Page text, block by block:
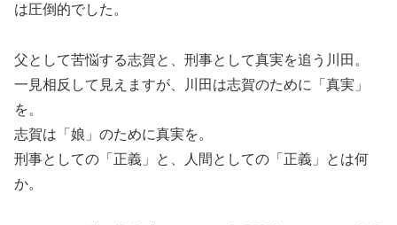
は圧倒的でした。
父として苦悩する志賀と、刑事として真実を追う川田。
一見相反して見えますが、川田は志賀のために「真実」
を。
志賀は「娘」のために真実を。
刑事としての「正義」と、人間としての「正義」とは何
か。